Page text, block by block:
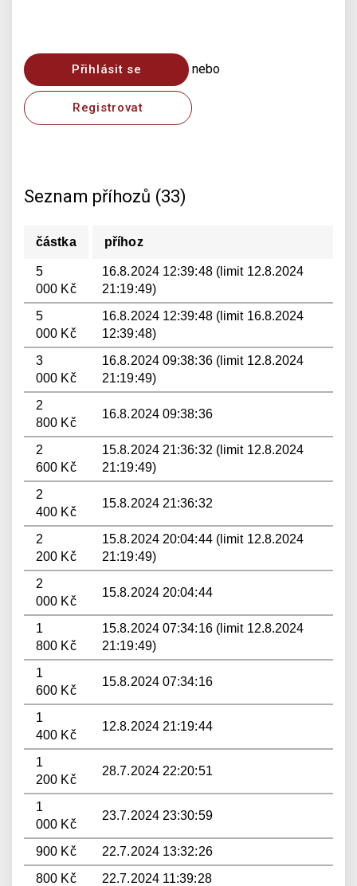
Přihlásit se nebo
Registrovat
Seznam příhozů (33)
částka příhoz
5
000 Kč
16.8.2024 12:39:48 (limit 12.8.2024
21:19:49)
5
000 Kč
16.8.2024 12:39:48 (limit 16.8.2024
12:39:48)
3
000 Kč
16.8.2024 09:38:36 (limit 12.8.2024
21:19:49)
2
800 Kč
16.8.2024 09:38:36
2
600 Kč
15.8.2024 21:36:32 (limit 12.8.2024
21:19:49)
2
400 Kč
15.8.2024 21:36:32
2
200 Kč
15.8.2024 20:04:44 (limit 12.8.2024
21:19:49)
2
000 Kč
15.8.2024 20:04:44
1
800 Kč
15.8.2024 07:34:16 (limit 12.8.2024
21:19:49)
1
600 Kč
15.8.2024 07:34:16
1
400 Kč
12.8.2024 21:19:44
1
200 Kč
28.7.2024 22:20:51
1
000 Kč
23.7.2024 23:30:59
900 Kč
22.7.2024 13:32:26
800 Kč
22.7.2024 11:39:28